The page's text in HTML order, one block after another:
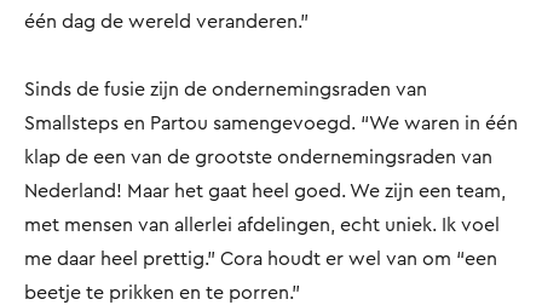
één dag de wereld veranderen.”
Sinds de fusie zijn de ondernemingsraden van
Smallsteps en Partou samengevoegd. “We waren in één
klap de een van de grootste ondernemingsraden van
Nederland! Maar het gaat heel goed. We zijn een team,
met mensen van allerlei afdelingen, echt uniek. Ik voel
me daar heel prettig.” Cora houdt er wel van om “een
beetje te prikken en te porren.”